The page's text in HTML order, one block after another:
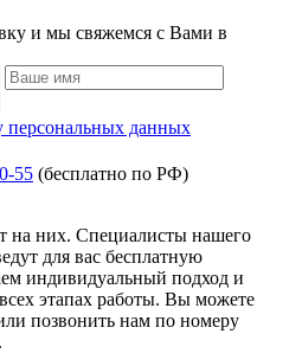
и мы свяжемся с Вами в
персональных данных
55 (бесплатно по РФ)
на них. Специалисты нашего
для вас бесплатную
индивидуальный подход и
этапах работы. Вы можете
позвонить нам по номеру
.